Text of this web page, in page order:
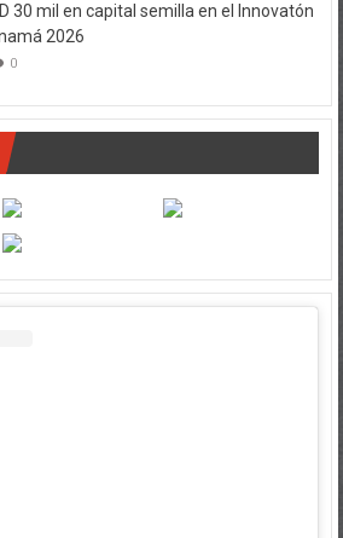
30 mil en capital semilla en el Innovatón
2026
0